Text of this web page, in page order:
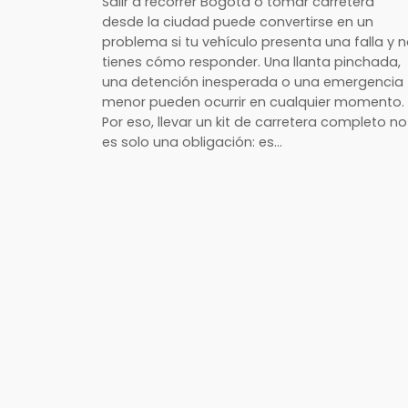
desde la ciudad puede convertirse en un
problema si tu vehículo presenta una falla y
tienes cómo responder. Una llanta pinchada,
una detención inesperada o una emergencia
menor pueden ocurrir en cualquier momento.
Por eso, llevar un kit de carretera completo no
es solo una obligación: es…